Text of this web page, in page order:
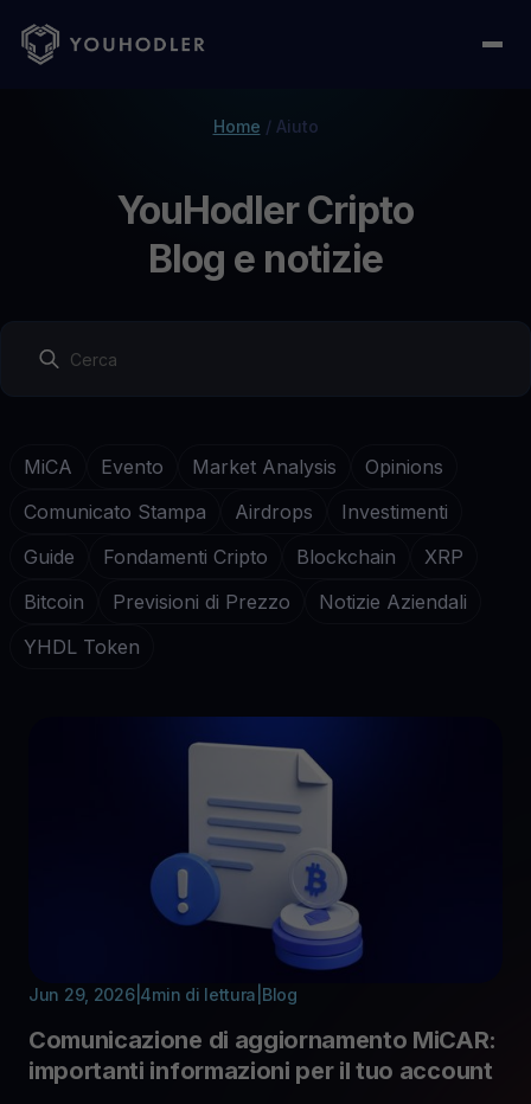
Home / Aiuto
YouHodler Cripto
Blog e notizie
MiCA Evento Market Analysis
Opinions
Comunicato Stampa
Airdrops
Investimenti
Guide
Fondamenti Cripto Blockchain
XRP
Bitcoin
Previsioni di Prezzo
Notizie Aziendali
YHDL Token
Jun 29, 2026| 4min di lettura Blog
Comunicazione di aggiornamento MiCAR:
importanti informazioni per il tuo account